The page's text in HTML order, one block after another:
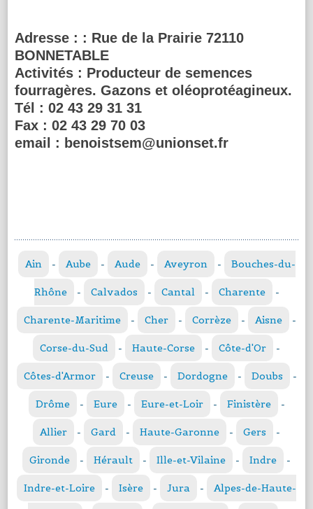
Adresse : : Rue de la Prairie 72110
BONNETABLE
Activités : Producteur de semences
fourragères. Gazons et oléoprotéagineux.
Tél : 02 43 29 31 31
Fax : 02 43 29 70 03
email : benoistsem@unionset.fr
Ain - Aube - Aude - Aveyron - Bouches-du-
Rhône - Calvados - Cantal - Charente -
Charente-Maritime - Cher - Corrèze - Aisne -
Corse-du-Sud - Haute-Corse - Côte-d'Or -
Côtes-d'Armor - Creuse - Dordogne - Doubs -
Drôme - Eure - Eure-et-Loir - Finistère -
Allier - Gard - Haute-Garonne - Gers -
Gironde - Hérault - Ille-et-Vilaine - Indre -
Indre-et-Loire - Isère - Jura - Alpes-de-Haute-